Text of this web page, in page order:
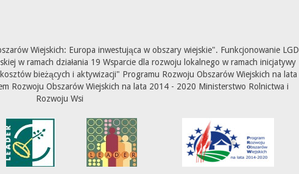
Wiejskich: Europa inwestująca w obszary wiejskie". Funkcjonowanie LGD
w ramach działania 19 Wsparcie dla rozwoju lokalnego w ramach inicjatywy
bieżących i aktywizacji" Programu Rozwoju Obszarów Wiejskich na lata
Rozwoju Obszarów Wiejskich na lata 2014 - 2020 Ministerstwo Rolnictwa i
Rozwoju Wsi